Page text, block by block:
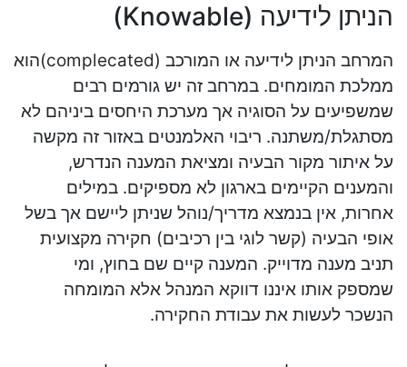
הניתן לידיעה (Knowable)
המרחב הניתן לידיעה או המורכב (complecated)הוא
ממלכת המומחים. במרחב זה יש גורמים רבים
שמשפיעים על הסוגיה אך מערכת היחסים ביניהם לא
מסתגלת/משתנה. ריבוי האלמנטים באזור זה מקשה
על איתור מקור הבעיה ומציאת המענה הנדרש,
והמענים הקיימים בארגון לא מספיקים. במילים
אחרות, אין בנמצא מדריך/נוהל שניתן ליישם אך בשל
אופי הבעיה (קשר לוגי בין רכיבים) חקירה מקצועית
תניב מענה מדוייק. המענה קיים שם בחוץ, ומי
שמספק אותו איננו דווקא המנהל אלא המומחה
הנשכר לעשות את עבודת החקירה.